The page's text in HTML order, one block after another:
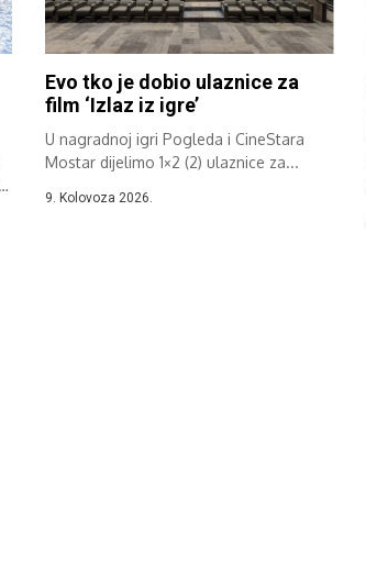
Evo tko je dobio ulaznice za
film ‘Izlaz iz igre’
U nagradnoj igri Pogleda i CineStara
Mostar dijelimo 1×2 (2) ulaznice za...
9. Kolovoza 2026.